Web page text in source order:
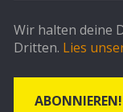
Wir halten deine
Dritten. Lies